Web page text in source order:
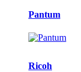
Pantum
Ricoh